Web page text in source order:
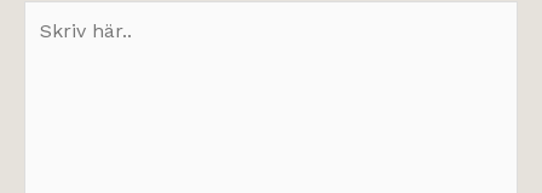
här..